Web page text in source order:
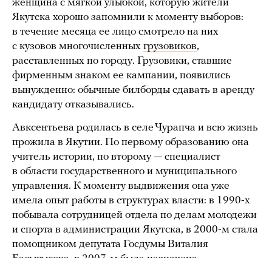
женщина с мягкой улыбкой, которую жители
Якутска хорошо запомнили к моменту выборов:
в течение месяца ее лицо смотрело на них
с кузовов многочисленных грузовиков,
расставленных по городу. Грузовики, ставшие
фирменным знаком ее кампании, появились
вынужденно: обычные билборды сдавать в аренду
кандидату отказывались.
Авксентьева родилась в селе Чурапча и всю жизнь
прожила в Якутии. По первому образованию она
учитель истории, по второму — специалист
в области государственного и муниципального
управления. К моменту выдвижения она уже
имела опыт работы в структурах власти: в 1990-х
побывала сотрудницей отдела по делам молодежи
и спорта в администрации Якутска, в 2000-м стала
помощником депутата Госдумы Виталия